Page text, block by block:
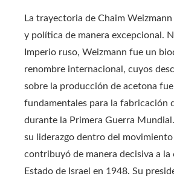
La trayectoria de Chaim
y política de manera excepcional.
Imperio ruso, Weizmann fue un
renombre internacional, cuyos
sobre la producción de acetona
fundamentales para la fabricación
durante la Primera Guerra
su liderazgo dentro del
contribuyó de manera decisiva a la
Estado de Israel en 1948. Su